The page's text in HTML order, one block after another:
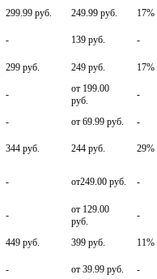
299.99 руб. 249.99 руб. 17%
- 139 руб. -
299 руб. 249 руб. 17%
-
от 199.00
руб.
-
- от 69.99 руб. -
344 руб. 244 руб. 29%
- от249.00 руб. -
-
от 129.00
руб.
-
449 руб. 399 руб. 11%
- от 39.99 руб. -